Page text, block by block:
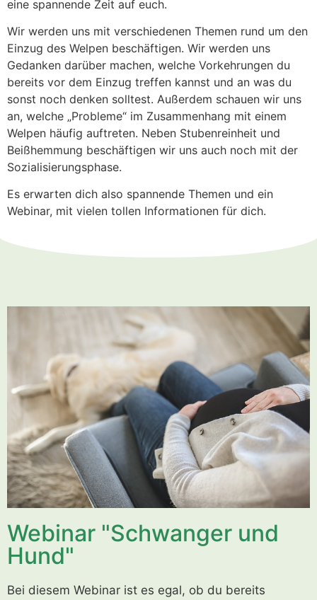
eine spannende Zeit auf euch.
Wir werden uns mit verschiedenen Themen rund um den
Einzug des Welpen beschäftigen. Wir werden uns
Gedanken darüber machen, welche Vorkehrungen du
bereits vor dem Einzug treffen kannst und an was du
sonst noch denken solltest. Außerdem schauen wir uns
an, welche „Probleme“ im Zusammenhang mit einem
Welpen häufig auftreten. Neben Stubenreinheit und
Beißhemmung beschäftigen wir uns auch noch mit der
Sozialisierungsphase.
Es erwarten dich also spannende Themen und ein
Webinar, mit vielen tollen Informationen für dich.
Webinar "Schwanger und
Hund"
Bei diesem Webinar ist es egal, ob du bereits